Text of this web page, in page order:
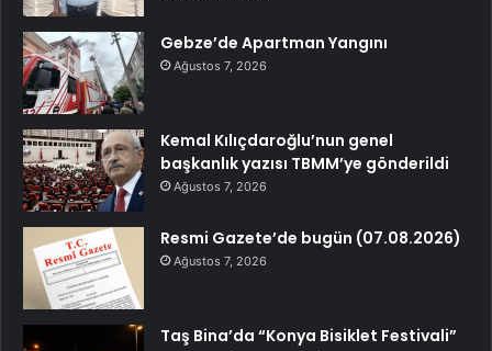
Gebze’de Apartman Yangını
Ağustos 7, 2026
Kemal Kılıçdaroğlu’nun genel
başkanlık yazısı TBMM’ye gönderildi
Ağustos 7, 2026
Resmi Gazete’de bugün (07.08.2026)
Ağustos 7, 2026
Taş Bina’da “Konya Bisiklet Festivali”